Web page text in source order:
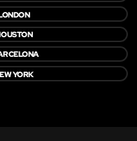
YORK